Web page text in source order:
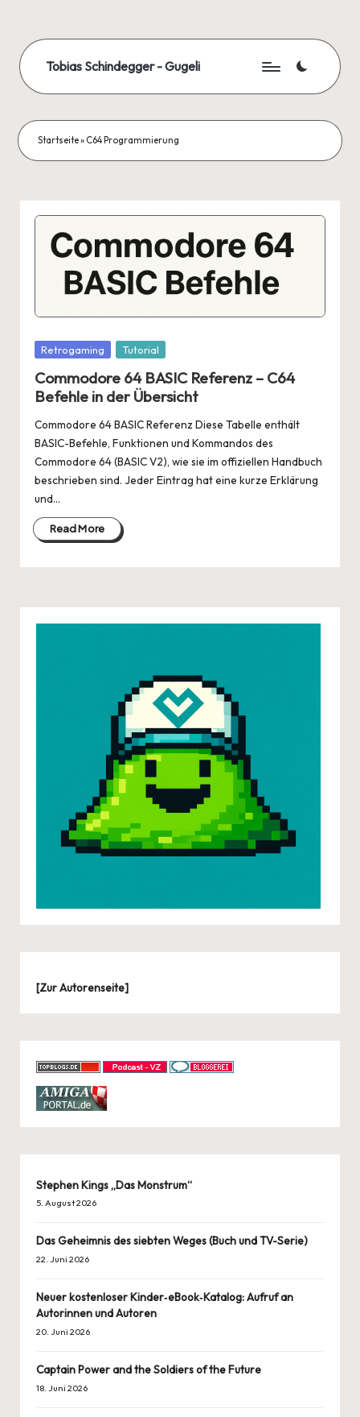
content
Tobias Schindegger - Gugeli
Startseite» C64 Programmierung
Posted
Retrogaming Tutorial
Commodore 64 BASIC Referenz – C64
Befehle in der Übersicht
Commodore 64 BASIC Referenz Diese Tabelle enthält
BASIC-Befehle, Funktionen und Kommandos des
Commodore 64 (BASIC V2), wie sie im offiziellen Handbuch
beschrieben sind. Jeder Eintrag hat eine kurze Erklärung
und…
Read More
[Zur Autorenseite]
Stephen Kings „Das Monstrum“
5. August 2026
Das Geheimnis des siebten Weges (Buch und TV-Serie)
22. Juni 2026
Neuer kostenloser Kinder‑eBook‑Katalog: Aufruf an
Autorinnen und Autoren
20. Juni 2026
Captain Power and the Soldiers of the Future
18. Juni 2026